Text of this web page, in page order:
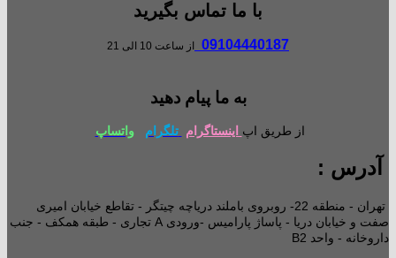
با ما تماس بگیرید
09104440187 از ساعت 10 الی 21
به ما پیام دهید
از طریق اپ اینستاگرام تلگرام واتساپ
آدرس :
تهران - منطقه 22- روبروی باملند دریاچه چیتگر - تقاطع خیابان امیری
صفت و خیابان دریا - پاساژ پارامیس -ورودی A تجاری -
طبقه همکف - جنب
داروخانه - واحد B2